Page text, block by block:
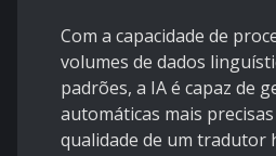
Com a capacidade de
volumes de dados
padrões, a IA é capaz de
automáticas mais
qualidade de um tradutor